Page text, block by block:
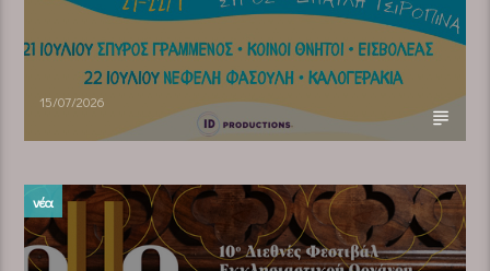
15/07/2026
νέα